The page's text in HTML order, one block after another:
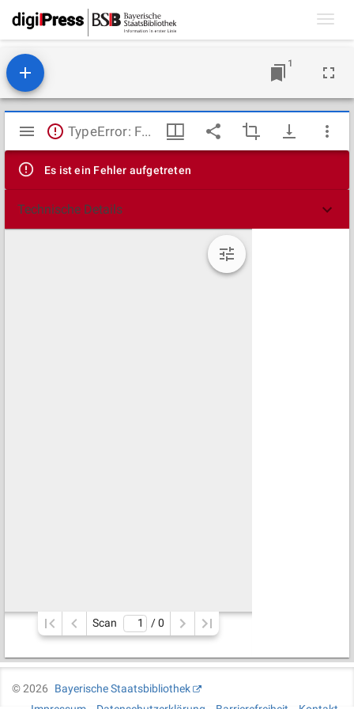
1
Mirador
Viewer
TypeError: Failed to fetch
Es ist ein Fehler aufgetreten
Technische Details
Scan / 0
©2026
Bayerische Staatsbibliothek